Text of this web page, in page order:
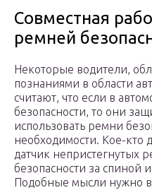
Совместная
ремней
Некоторые водители,
познаниями в области
считают, что если в
безопасности, то они
использовать ремни
необходимости. Кое-кто
датчик непристегнутых
безопасности за спиной
Подобные мысли нужно